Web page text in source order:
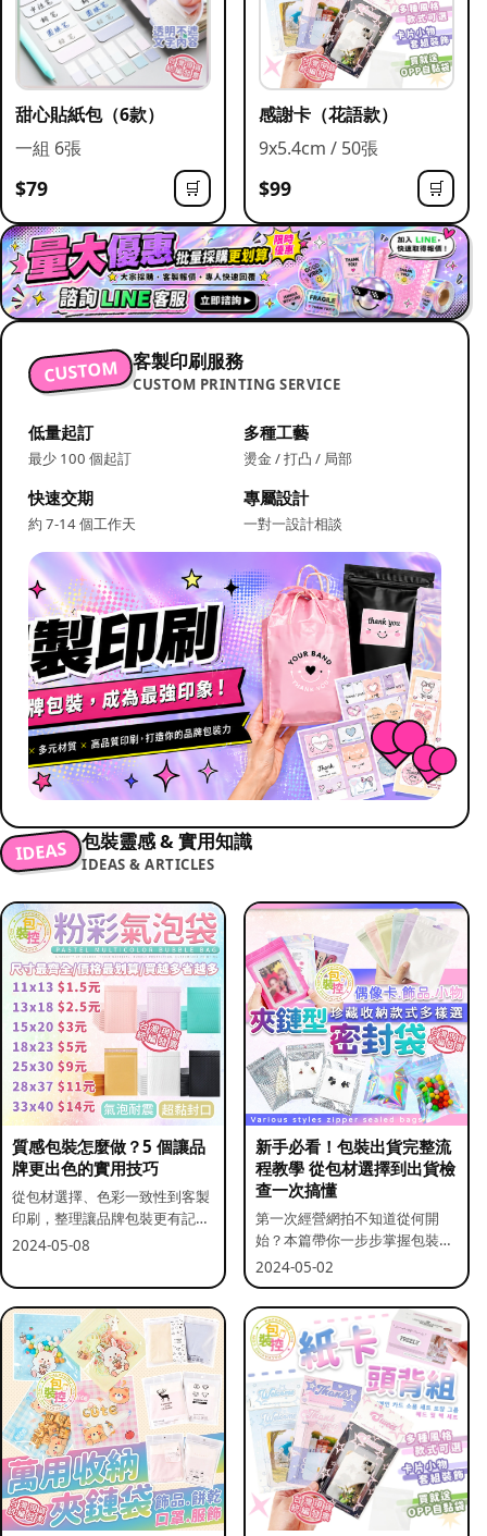
甜心貼紙包（6款）
一組 6張
$79 🛒
感謝卡（花語款）
9x5.4cm / 50張
$99 🛒
CUSTOM 客製印刷服務
CUSTOM PRINTING SERVICE
低量起訂
最少 100 個起訂
多種工藝
燙金 / 打凸 / 局部
快速交期
約 7-14 個工作天
專屬設計
一對一設計相談
IDEAS 包裝靈感 & 實用知識
IDEAS & ARTICLES
質感包裝怎麼做？5 個讓品
牌更出色的實用技巧
從包材選擇、色彩一致性到客製
印刷，整理讓品牌包裝更有記憶
點的實用做法。
2024-05-08
新手必看！包裝出貨完整流
程教學 從包材選擇到出貨檢
查一次搞懂
第一次經營網拍不知道從何開
始？本篇帶你一步步掌握包裝流
程與出貨前檢查重點。
2024-05-02